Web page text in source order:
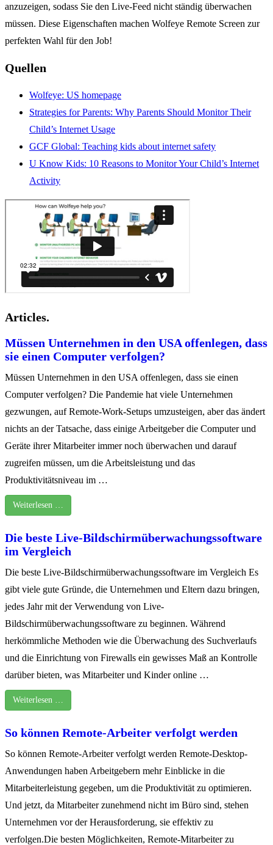
anzuzeigen, sodass Sie den Live-Feed nicht ständig überwachen
müssen. Diese Eigenschaften machen Wolfeye Remote Screen zur
perfekten Wahl für den Job!
Quellen
Wolfeye: US homepage
Strategies for Parents: Why Parents Should Monitor Their
Child’s Internet Usage
GCF Global: Teaching kids about internet safety
U Know Kids: 10 Reasons to Monitor Your Child’s Internet
Activity
Articles.
Müssen Unternehmen in den USA offenlegen, dass
sie einen Computer verfolgen?
Müssen Unternehmen in den USA offenlegen, dass sie einen
Computer verfolgen? Die Pandemie hat viele Unternehmen
gezwungen, auf Remote-Work-Setups umzusteigen, aber das ändert
nichts an der Tatsache, dass einige Arbeitgeber die Computer und
Geräte ihrer Mitarbeiter immer noch überwachen und darauf
zugreifen müssen, um die Arbeitsleistung und das
Produktivitätsniveau im …
Weiterlesen …
Die beste Live-Bildschirmüberwachungssoftware
im Vergleich
Die beste Live-Bildschirmüberwachungssoftware im Vergleich Es
gibt viele gute Gründe, die Unternehmen und Eltern dazu bringen,
jedes Jahr mit der Verwendung von Live-
Bildschirmüberwachungssoftware zu beginnen. Während
herkömmliche Methoden wie die Überwachung des Suchverlaufs
und die Einrichtung von Firewalls ein gewisses Maß an Kontrolle
darüber bieten, was Mitarbeiter und Kinder online …
Weiterlesen …
So können Remote-Arbeiter verfolgt werden
So können Remote-Arbeiter verfolgt werden Remote-Desktop-
Anwendungen haben Arbeitgebern mehr Einblicke in die
Mitarbeiterleistung gegeben, um die Produktivität zu optimieren.
Und jetzt, da Mitarbeiter zunehmend nicht im Büro sind, stehen
Unternehmen vor der Herausforderung, sie effektiv zu
verfolgen.Die besten Möglichkeiten, Remote-Mitarbeiter zu